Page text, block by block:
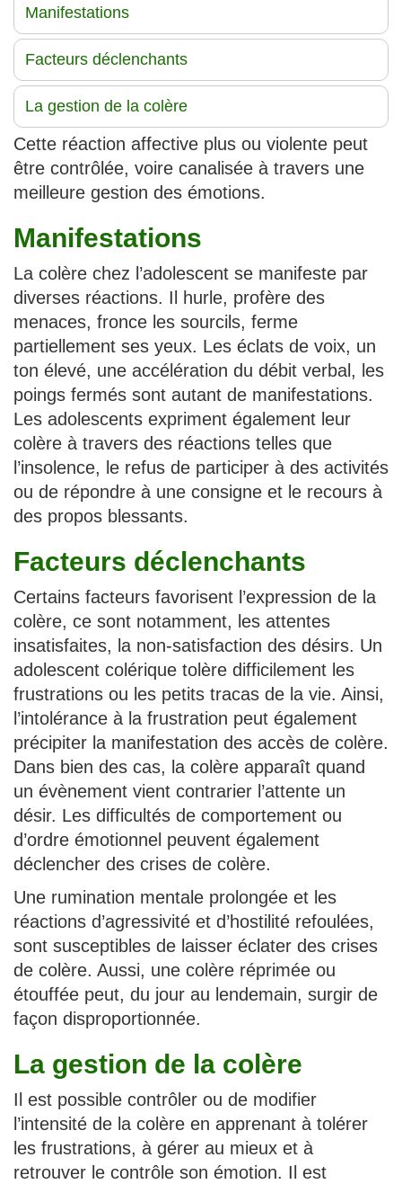
Manifestations
Facteurs déclenchants
La gestion de la colère
Cette réaction affective plus ou violente peut
être contrôlée, voire canalisée à travers une
meilleure gestion des émotions.
Manifestations
La colère chez l’adolescent se manifeste par
diverses réactions. Il hurle, profère des
menaces, fronce les sourcils, ferme
partiellement ses yeux. Les éclats de voix, un
ton élevé, une accélération du débit verbal, les
poings fermés sont autant de manifestations.
Les adolescents expriment également leur
colère à travers des réactions telles que
l’insolence, le refus de participer à des activités
ou de répondre à une consigne et le recours à
des propos blessants.
Facteurs déclenchants
Certains facteurs favorisent l’expression de la
colère, ce sont notamment, les attentes
insatisfaites, la non-satisfaction des désirs. Un
adolescent colérique tolère difficilement les
frustrations ou les petits tracas de la vie. Ainsi,
l’intolérance à la frustration peut également
précipiter la manifestation des accès de colère.
Dans bien des cas, la colère apparaît quand
un évènement vient contrarier l’attente un
désir. Les difficultés de comportement ou
d’ordre émotionnel peuvent également
déclencher des crises de colère.
Une rumination mentale prolongée et les
réactions d’agressivité et d’hostilité refoulées,
sont susceptibles de laisser éclater des crises
de colère. Aussi, une colère réprimée ou
étouffée peut, du jour au lendemain, surgir de
façon disproportionnée.
La gestion de la colère
Il est possible contrôler ou de modifier
l’intensité de la colère en apprenant à tolérer
les frustrations, à gérer au mieux et à
retrouver le contrôle son émotion. Il est